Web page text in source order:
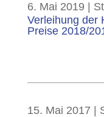
6. Mai 2019 |
Verleihung der
Preise 2018/
15. Mai 2017 |